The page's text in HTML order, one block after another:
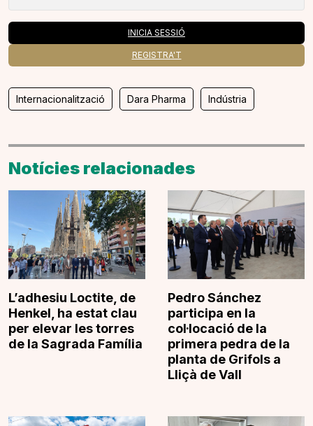
INICIA SESSIÓ
REGISTRA'T
Internacionalització Dara Pharma Indústria
Notícies relacionades
L’adhesiu Loctite, de
Henkel, ha estat clau
per elevar les torres
de la Sagrada Família
Pedro Sánchez
participa en la
col·locació de la
primera pedra de la
planta de Grifols a
Lliçà de Vall